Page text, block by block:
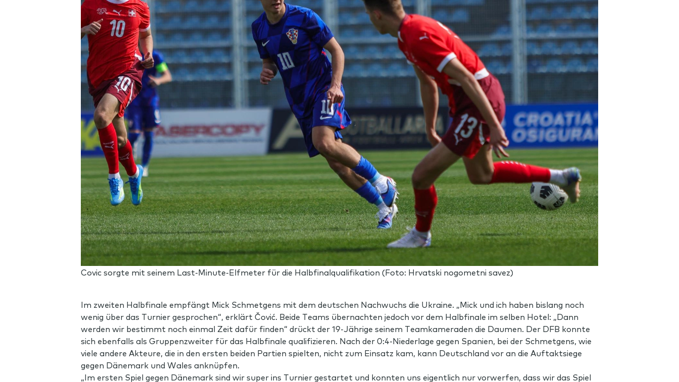
Covic sorgte mit seinem Last-Minute-Elfmeter für die Halbfinalqualifikation (Foto: Hrvatski nogometni savez)
Im zweiten Halbfinale empfängt Mick Schmetgens mit dem deutschen Nachwuchs die Ukraine. „Mick und ich haben bislang noch
wenig über das Turnier gesprochen“, erklärt Čović. Beide Teams übernachten jedoch vor dem Halbfinale im selben Hotel: „Dann
werden wir bestimmt noch einmal Zeit dafür finden“ drückt der 19-Jährige seinem Teamkameraden die Daumen. Der DFB konnte
sich ebenfalls als Gruppenzweiter für das Halbfinale qualifizieren. Nach der 0:4-Niederlage gegen Spanien, bei der Schmetgens, wie
viele andere Akteure, die in den ersten beiden Partien spielten, nicht zum Einsatz kam, kann Deutschland vor an die Auftaktsiege
gegen Dänemark und Wales anknüpfen.
„Im ersten Spiel gegen Dänemark sind wir super ins Turnier gestartet und konnten uns eigentlich nur vorwerfen, dass wir das Spiel